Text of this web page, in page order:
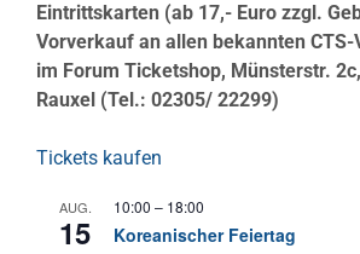
Eintrittskarten (ab 17,- Euro zzgl.
Vorverkauf an allen bekannten CTS-
im Forum Ticketshop, Münsterstr.
Rauxel (Tel.: 02305/ 22299)
Tickets kaufen
AUG.
15
10:00 – 18:00
Koreanischer Feiertag